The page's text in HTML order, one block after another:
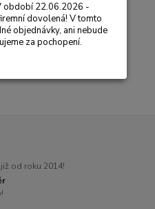
od roku 2014!
období 22.06.2026 -
dovolená! V tomto
objednávky, ani nebude
za pochopení.